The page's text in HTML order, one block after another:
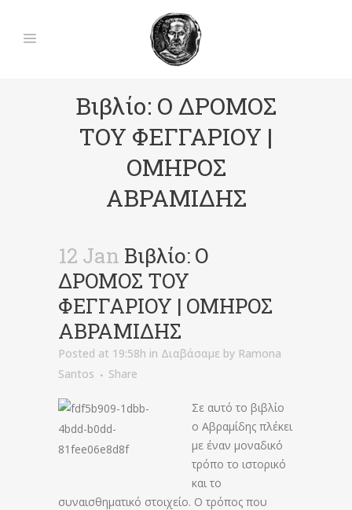
Βιβλίο: Ο ΔΡΟΜΟΣ
ΤΟΥ ΦΕΓΓΑΡΙΟΥ |
ΟΜΗΡΟΣ
ΑΒΡΑΜΙΔΗΣ
12 Jan Βιβλίο: Ο
ΔΡΟΜΟΣ ΤΟΥ
ΦΕΓΓΑΡΙΟΥ | ΟΜΗΡΟΣ
ΑΒΡΑΜΙΔΗΣ
Posted at 19:58h in Διαβάσαμε by Ramona
Santos
Share
Σε αυτό το βιβλίο
ο Αβραμίδης πλέκει
με έναν μοναδικό
τρόπο το ιστορικό
και το
συναισθηματικό στοιχείο. Ο τρόπος που